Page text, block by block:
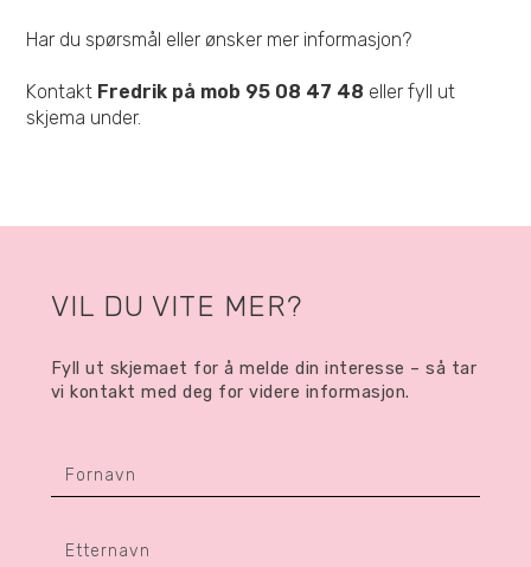
Har du spørsmål eller ønsker mer informasjon?
Kontakt Fredrik på mob 95 08 47 48 eller fyll ut
skjema under.
VIL DU VITE MER?
Fyll ut skjemaet for å melde din interesse – så tar
vi kontakt med deg for videre informasjon.